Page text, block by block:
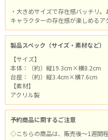
・大きめサイズで存在感バッチリ
キャラクターの存在感が楽しめるア
製品スペック（サイズ・素材など）
【サイズ】
本体：（約）縦19.3cm×横8.2cm
台座：（約）縦3.4cm×横7.6cm
【素材】
アクリル製
予約商品に関するご注意
◇こちらの商品は、販売後～1週間